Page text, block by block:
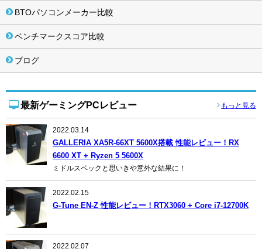
BTOパソコンメーカー比較
ベンチマークスコア比較
ブログ
最新ゲーミングPCレビュー もっと見る
2022.03.14
GALLERIA XA5R-66XT 5600X搭載 性能レビュー！RX
6600 XT + Ryzen 5 5600X
ミドルスペックと思いきや意外な結果に！
2022.02.15
G-Tune EN-Z 性能レビュー！RTX3060 + Core i7-12700K
2022.02.07